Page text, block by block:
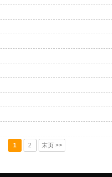
1 2 末页 >>